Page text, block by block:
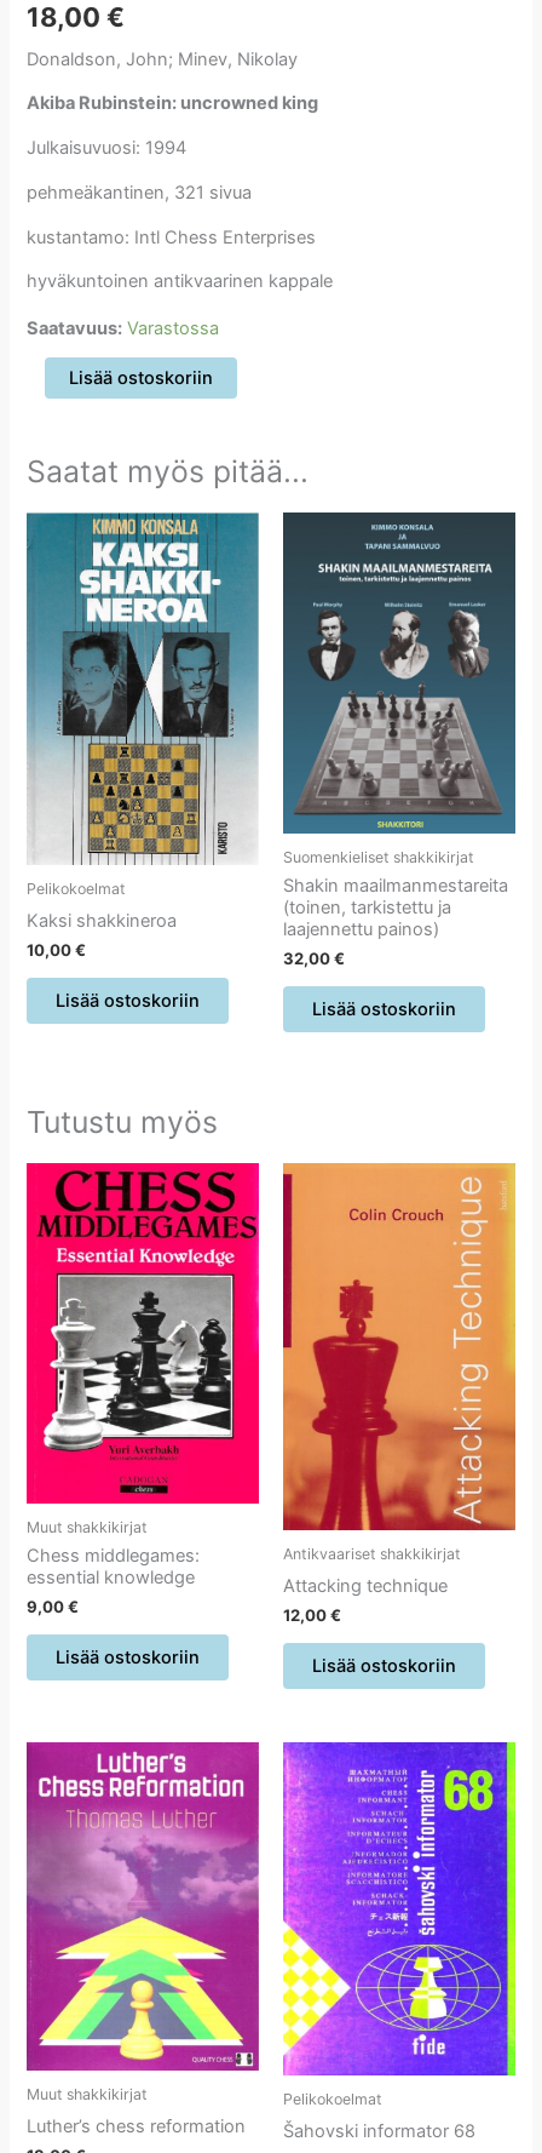
18,00€
Donaldson, John; Minev, Nikolay
Akiba Rubinstein: uncrowned king
Julkaisuvuosi: 1994
pehmeäkantinen, 321 sivua
kustantamo: Intl Chess Enterprises
hyväkuntoinen antikvaarinen kappale
Saatavuus: Varastossa
Akiba
Rubinstein:
määrä
Lisää ostoskoriin
Saatat myös pitää...
Pelikokoelmat
Kaksi shakkineroa
10,00€
Lisää ostoskoriin
Suomenkieliset shakkikirjat
Shakin maailmanmestareita
(toinen, tarkistettu ja
laajennettu painos)
32,00€
Lisää ostoskoriin
Tutustu myös
Muut shakkikirjat
Chess middlegames:
essential knowledge
9,00€
Lisää ostoskoriin
Antikvaariset shakkikirjat
Attacking technique
12,00€
Lisää ostoskoriin
Muut shakkikirjat
Luther’s chess reformation
Pelikokoelmat
Šahovski informator 68